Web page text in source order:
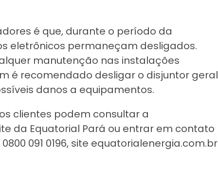
é que, durante o período da
eletrônicos permaneçam desligados.
manutenção nas instalações
é recomendado desligar o disjuntor geral
danos a equipamentos.
clientes podem consultar a
da Equatorial Pará ou entrar em contato
091 0196, site equatorialenergia.com.br